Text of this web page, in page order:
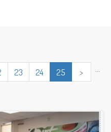
23 24 25
>